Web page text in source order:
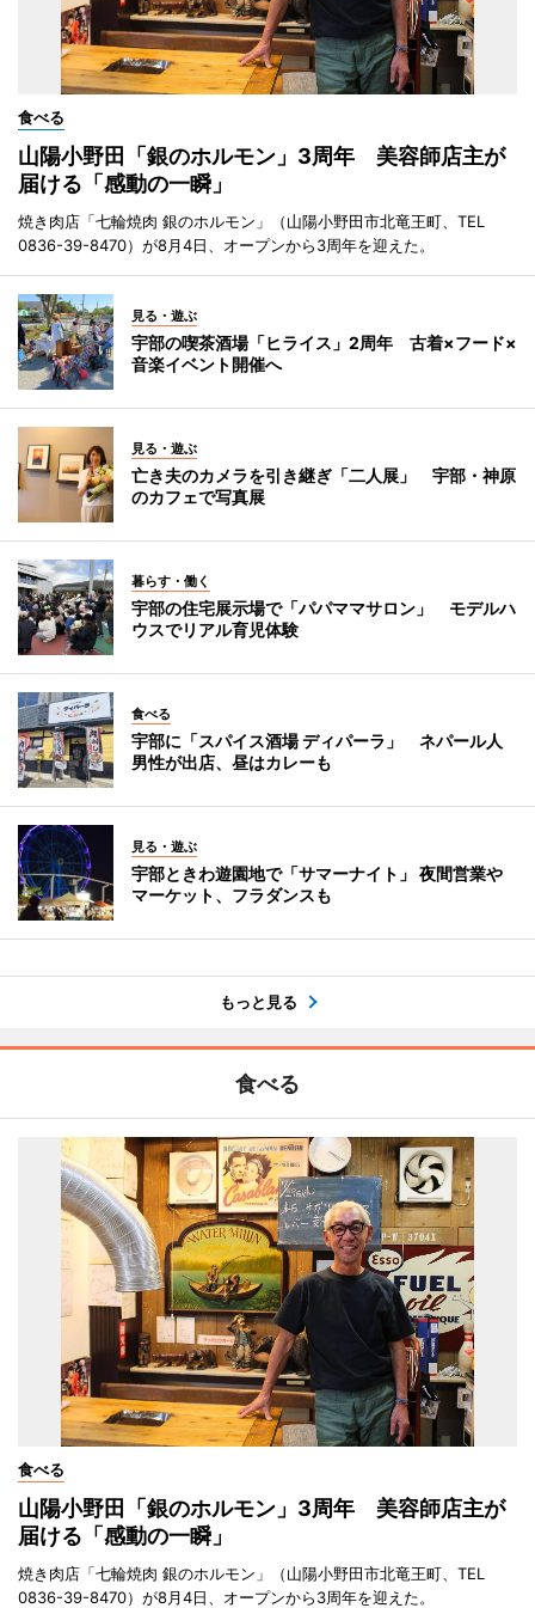
食べる
山陽小野田「銀のホルモン」3周年 美容師店主が
届ける「感動の一瞬」
焼き肉店「七輪焼肉 銀のホルモン」（山陽小野田市北竜王町、TEL
0836-39-8470）が8月4日、オープンから3周年を迎えた。
見る・遊ぶ
宇部の喫茶酒場「ヒライス」2周年 古着×フード×
音楽イベント開催へ
見る・遊ぶ
亡き夫のカメラを引き継ぎ「二人展」 宇部・神原
のカフェで写真展
暮らす・働く
宇部の住宅展示場で「パパママサロン」 モデルハ
ウスでリアル育児体験
食べる
宇部に「スパイス酒場 ディパーラ」 ネパール人
男性が出店、昼はカレーも
見る・遊ぶ
宇部ときわ遊園地で「サマーナイト」 夜間営業や
マーケット、フラダンスも
もっと見る
食べる
食べる
山陽小野田「銀のホルモン」3周年 美容師店主が
届ける「感動の一瞬」
焼き肉店「七輪焼肉 銀のホルモン」（山陽小野田市北竜王町、TEL
0836-39-8470）が8月4日、オープンから3周年を迎えた。